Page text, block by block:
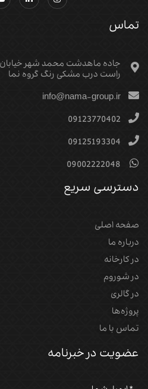
تماس
جاده ماهدشت محمد شهر
راست درب مشکی رنگ گروه نما
info@nama-group.ir
09123770402
09125193304
09002222048
دسترسی سریع
صفحه اصلی
درباره ما
در کارخانه
در شوروم
در گالری
پروژه‌‌ها
تماس با ما
عضویت در خبرنامه